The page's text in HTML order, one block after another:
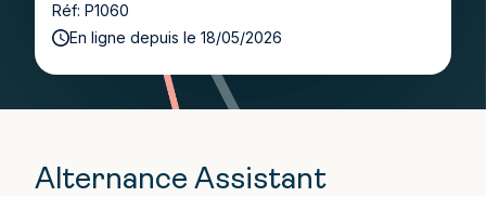
Réf: P1060
En ligne depuis le 18/05/2026
Alternance Assistant